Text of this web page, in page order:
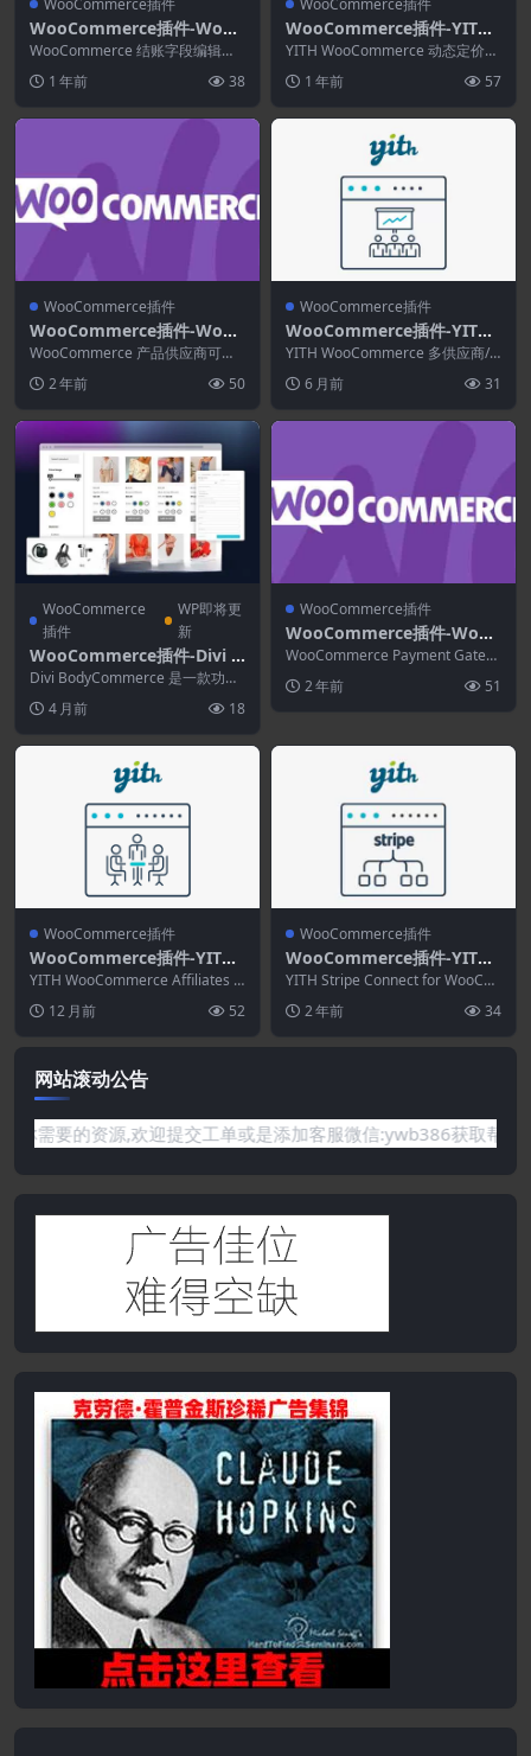
WooCommerce插件-WooC
ommerce Checkout Field
Editor and Manager Pro 4.
1.1
WooCommerce 结账字段编辑器
omme...
1 年前 38
WooCommerce插件-YITH
WooCommerce Dynamic
Pricing and Discounts Pre
mium 4.15.0
YITH WooCommerce 动态定价和
提高转...
1 年前 57
WooCommerce插件
WooCommerce插件-WooC
ommerce Product Vendor
s 2.3.5
WooCommerce 产品供应商可以
店...2 年前 50
WooCommerce插件
WooCommerce插件-YITH
WooCommerce Multi Ven
dor / Marketplace Premiu
m 5.10.0
YITH WooCommerce 多供应商/
任何类...
6 月前 31
WooCommerce
插件
WP即将更
新
WooCommerce插件-Divi B
odyCommerce 8.6.6
Divi BodyCommerce 是一款功能
i... 4 月前 18
WooCommerce插件
WooCommerce插件-WooC
ommerce Payment Gatew
ay Based Fees 4.2
WooCommerce Payment Gatew
2 年前 51
WooCommerce插件
WooCommerce插件-YITH
WooCommerce Affiliates
Premium 3.20.0
YITH WooCommerce Affiliates P
remium 启用有效...
12 月前 52
WooCommerce插件
WooCommerce插件-YITH
Stripe Connect for WooCo
mmerce Premium 2.40.0
YITH Stripe Connect for WooCo
mmerce Prem...
2 年前 34
网站滚动公告
要的资源,欢迎提交工单或是添加客服微信:ywb386获取帮助！